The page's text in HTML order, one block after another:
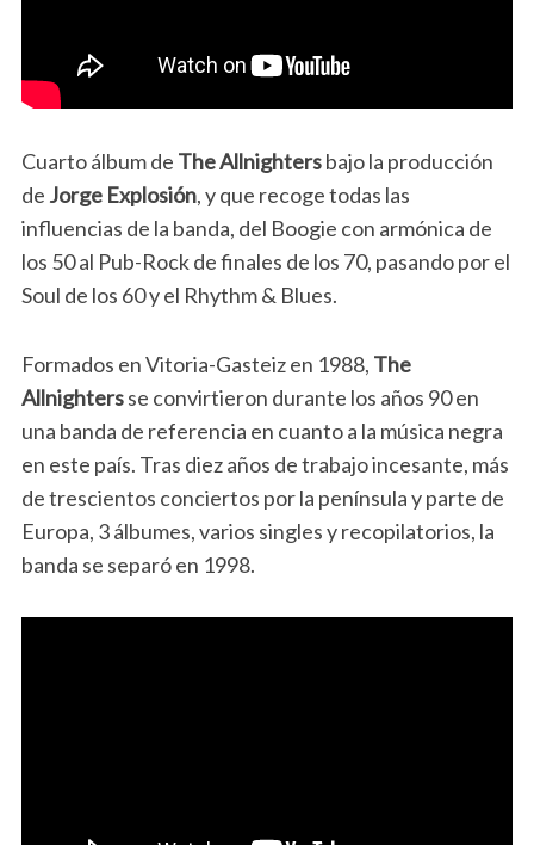
Cuarto álbum de The Allnightersbajo la producción
de Jorge Explosión, y que recoge todas las
influencias de la banda, del Boogie con armónica de
los 50 al Pub-Rock de finales de los 70, pasando por el
Soul de los 60 y el Rhythm & Blues.
Formados en Vitoria-Gasteiz en 1988, The
Allnightersse convirtieron durante los años 90 en
una banda de referencia en cuanto a la música negra
en este país. Tras diez años de trabajo incesante, más
de trescientos conciertos por la península y parte de
Europa, 3 álbumes, varios singles y recopilatorios, la
banda se separó en 1998.